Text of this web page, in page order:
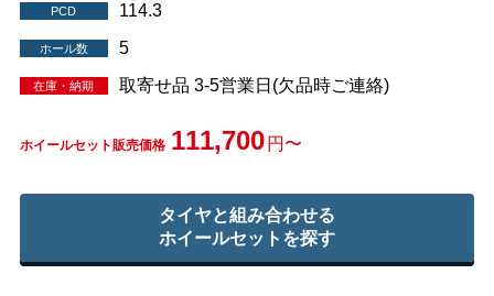
PCD 114.3
ホール数 5
在庫・納期 取寄せ品 3-5営業日(欠品時ご連絡)
ホイールセット販売価格 111,700 円〜
タイヤと組み合わせる
ホイールセットを探す